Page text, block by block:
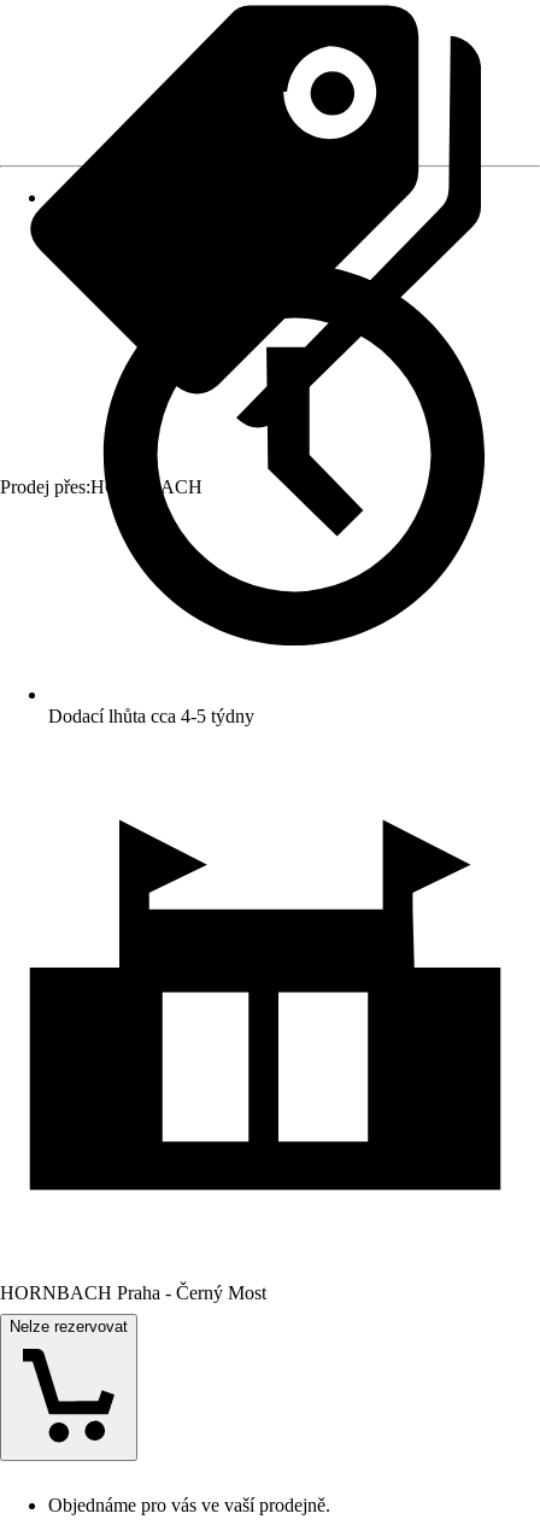
Prodej přes:HORNBACH
Dodací lhůta cca 4-5 týdny
HORNBACH Praha - Černý Most
Nelze rezervovat
Objednáme pro vás ve vaší prodejně.